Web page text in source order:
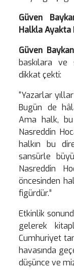
Güven
Halkla Ayakta
Güven Baykan
baskılara ve
dikkat çekti:
“Yazarlar
Bugün de
Ama halk,
Nasreddin
halkın bu
sansürle
Nasreddin
öncesinden
figürdür.”
Etkinlik
gelerek
Cumhuriyet
havasında
düşünce ve